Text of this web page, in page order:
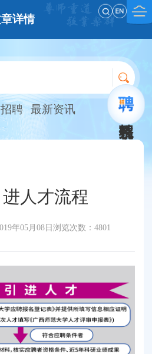
详情
聘 最新资讯
人才流程
年05月08日浏览次数： 4801